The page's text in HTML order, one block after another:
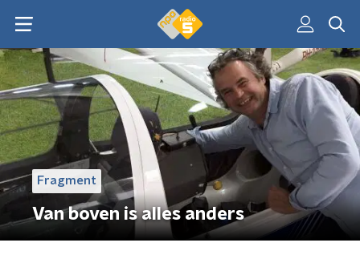
Fragment
Van boven is alles anders